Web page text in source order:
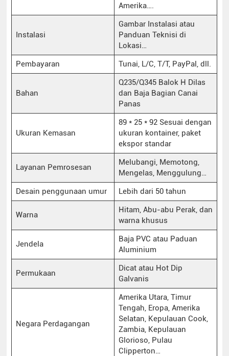
Amerika….
Instalasi
Gambar Instalasi atau
Panduan Teknisi di
Lokasi…
Pembayaran
Tunai, L/C, T/T, PayPal, dll.
Bahan
Q235/Q345 Balok H Dilas
dan Baja Bagian Canai
Panas
Ukuran Kemasan
89 * 25 * 92 Sesuai dengan
ukuran kontainer, paket
ekspor standar
Layanan Pemrosesan
Melubangi, Memotong,
Mengelas, Menggulung…
Desain penggunaan umur
Lebih dari 50 tahun
Warna
Hitam, Abu-abu Perak, dan
warna khusus
Jendela
Baja PVC atau Paduan
Aluminium
Permukaan
Dicat atau Hot Dip
Galvanis
Negara Perdagangan
Amerika Utara, Timur
Tengah, Eropa, Amerika
Selatan, Kepulauan Cook,
Zambia, Kepulauan
Glorioso, Pulau
Clipperton…